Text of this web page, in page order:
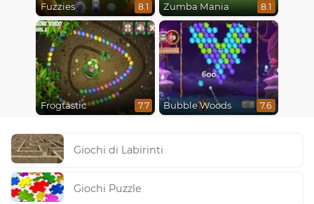
Fuzzies 8.1 Zumba Mania 8.1
Frogtastic 7.7 Bubble Woods 7.6
Giochi di Labirinti
Giochi Puzzle